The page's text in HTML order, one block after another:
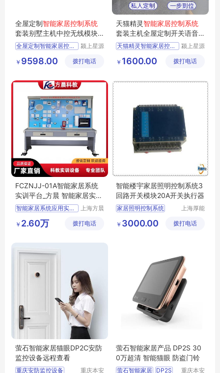
全屋定制智能家居控制系统
套装别墅主机中控无线模块
开关面板家电
全屋定制智能家居控制系统
颍上星源
有限公司
￥ 9598.00 拨打电话
天猫精灵智能家居控制系统
套装主机全屋定制开关语音
远程家电
天猫精灵智能家居控制系统
颍上星源
有限公司
￥ 1600.00 拨打电话
FCZNJJ-01A智能家居系统
实训平台_方晨 智能家居实训
台_厂家
智能家居系统应用实训平台
智能家居试验台
上海方晨
制造有限
￥ 2.60万 拨打电话
智能楼宇家居照明控制系统3
回路开关模块20A开关执行器
家居照明控制系统
照明控制模块
上海厚能
备有限公
￥ 3000.00 拨打电话
萤石智能家居猫眼DP2C安防
监控设备远程查看
重庆安防监控设备 重庆本安
萤石智能家居产品 DP2S 30
0万超清 智能猫眼 防盗门铃
萤石智能家居 DP2S 重庆本安